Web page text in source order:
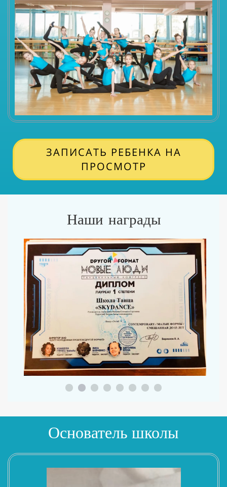
ЗАПИСАТЬ РЕБЕНКА НА
ПРОСМОТР
Наши награды
Основатель школы